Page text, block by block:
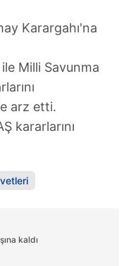
Karargahı'na
Milli Savunma
arz etti.
kararlarını
kaldı